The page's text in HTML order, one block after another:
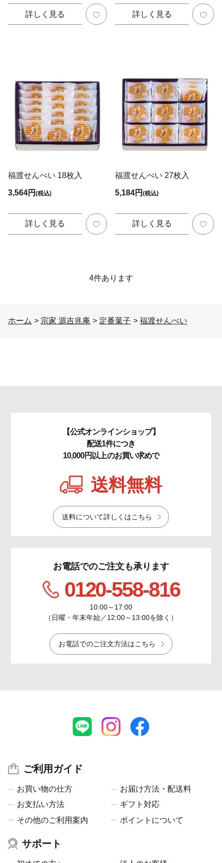
詳しく見る 詳しく見る
福渡せんべい 18枚入
3,564円(税込)
詳しく見る
福渡せんべい 27枚入
5,184円(税込)
詳しく見る
4件あります
ホーム >宗家 源吉兆庵 > 定番菓子 >福渡せんべい
【公式オンラインショップ】
配送1件につき
10,000円以上のお買い求めで
送料無料
送料について詳しくはこちら
お電話でのご注文も承ります
0120-558-816
10:00～17:00
（日曜・年末年始／12:00～13:00を除く）
お電話でのご注文方法はこちら
ご利用ガイド
お買い物の仕方
お届け方法・配送料
お支払い方法
ギフト対応
その他のご利用案内
ポイントについて
サポート